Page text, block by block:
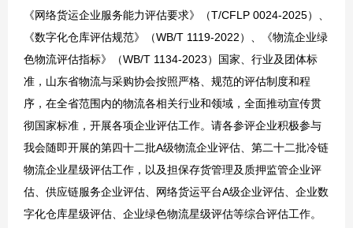
《网络货运企业服务能力评估要求》（T/CFLP 0024-2025）、
《数字化仓库评估规范》（WB/T 1119-2022）、《物流企业绿
色物流评估指标》（WB/T 1134-2023）国家、行业及团体标
准，山东省物流与采购协会按照严格、规范的评估制度和程
序，在全省范围内的物流各相关行业和领域，全面推动宣传贯
彻国家标准，开展各项企业评估工作。请各参评企业积极参与
我会随即开展的第四十二批A级物流企业评估、第二十二批冷链
物流企业星级评估工作，以及担保存货管理及质押监管企业评
估、供应链服务企业评估、网络货运平台A级企业评估、企业数
字化仓库星级评估、企业绿色物流星级评估等综合评估工作。